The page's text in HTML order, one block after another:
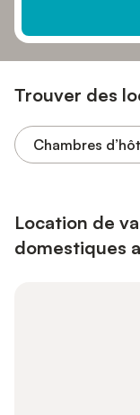
Trouver des
Chambres
Location de
domestiques